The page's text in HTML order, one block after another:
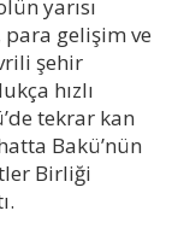
yarısı
para gelişim ve
şehir
hızlı
tekrar kan
Bakü’nün
Birliği